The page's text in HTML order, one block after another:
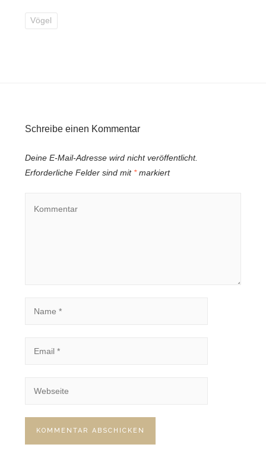
Vögel
Schreibe einen Kommentar
Deine E-Mail-Adresse wird nicht veröffentlicht.
Erforderliche Felder sind mit *markiert